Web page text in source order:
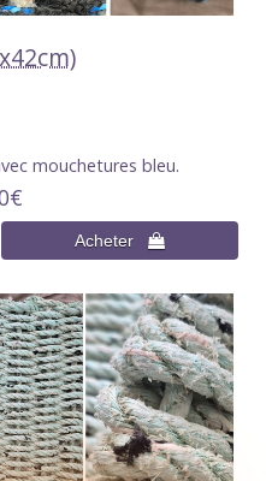
mouchetures bleu.